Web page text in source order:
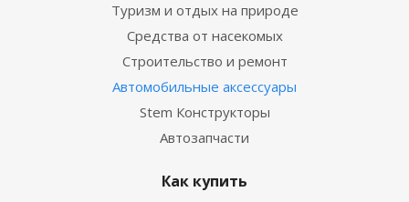
Туризм и отдых на природе
Средства от насекомых
Строительство и ремонт
Автомобильные аксессуары
Stem Конструкторы
Автозапчасти
Как купить